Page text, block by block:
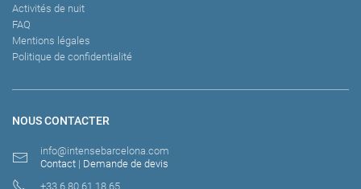
NOUS CONTACTER
info@intensebarcelona.com
Contact | Demande de devis
+33 6 80 61 18 65
Activités de nuit
FAQ
Mentions légales
Politique de confidentialité